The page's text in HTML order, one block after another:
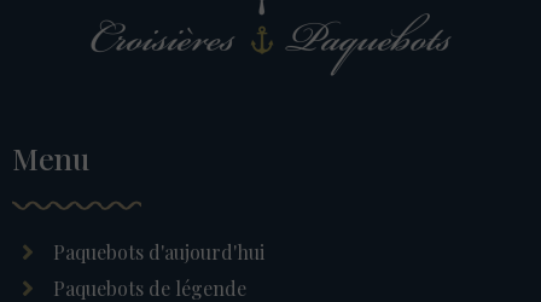
Menu
Paquebots d'aujourd'hui
Paquebots de légende